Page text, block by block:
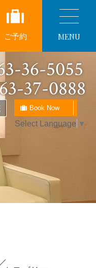
36-5055
37-0888
Book Now
Select Language ▼
ご予約 MENU